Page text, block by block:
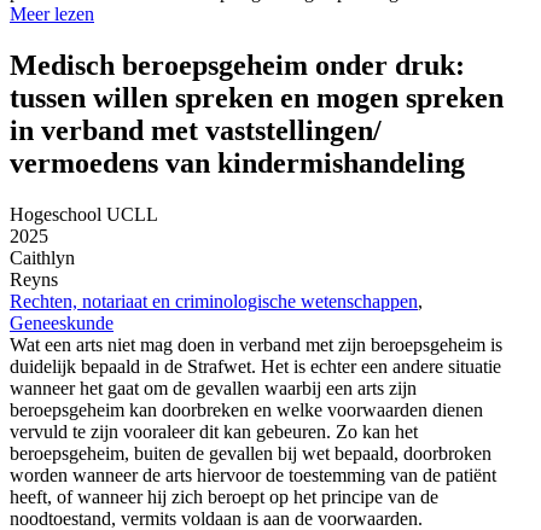
Meer lezen
Medisch beroepsgeheim onder druk:
tussen willen spreken en mogen spreken
in verband met vaststellingen/
vermoedens van kindermishandeling
Hogeschool UCLL
2025
Caithlyn
Reyns
Rechten, notariaat en criminologische wetenschappen,
Geneeskunde
Wat een arts niet mag doen in verband met zijn beroepsgeheim is
duidelijk bepaald in de Strafwet. Het is echter een andere situatie
wanneer het gaat om de gevallen waarbij een arts zijn
beroepsgeheim kan doorbreken en welke voorwaarden dienen
vervuld te zijn vooraleer dit kan gebeuren. Zo kan het
beroepsgeheim, buiten de gevallen bij wet bepaald, doorbroken
worden wanneer de arts hiervoor de toestemming van de patiënt
heeft, of wanneer hij zich beroept op het principe van de
noodtoestand, vermits voldaan is aan de voorwaarden.